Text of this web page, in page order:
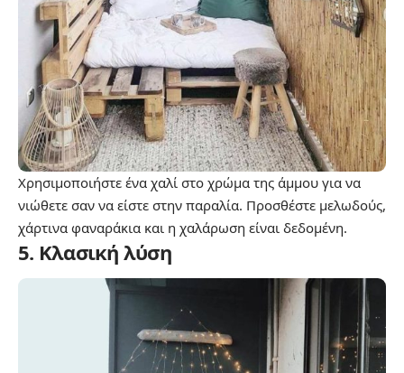
Χρησιμοποιήστε ένα χαλί στο χρώμα της άμμου για να
νιώθετε σαν να είστε στην παραλία. Προσθέστε μελωδούς,
χάρτινα φαναράκια και η χαλάρωση είναι δεδομένη.
5. Κλασική λύση